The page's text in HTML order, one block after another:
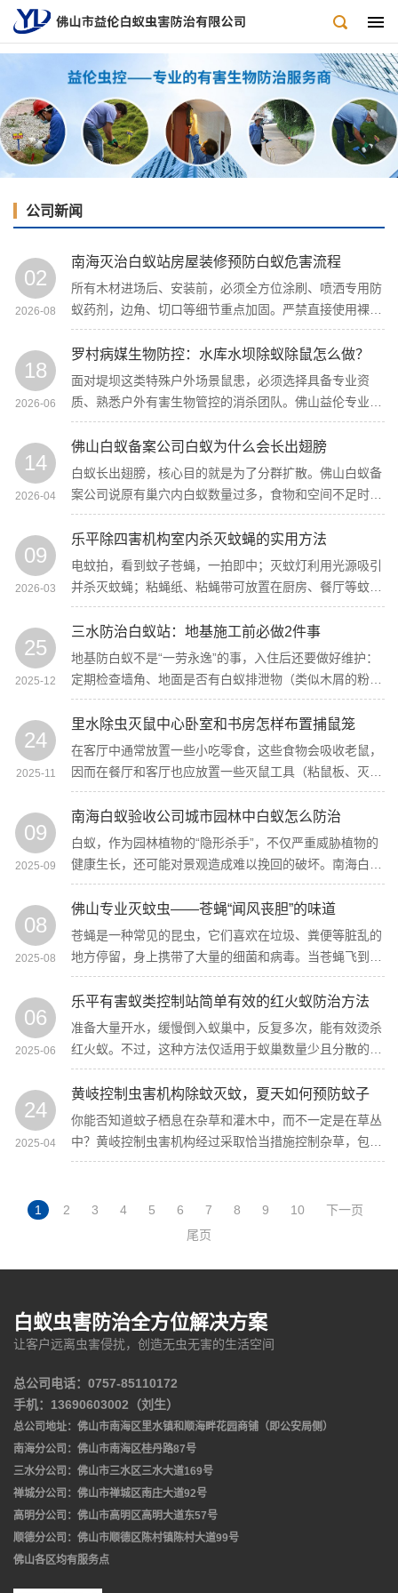
公司新闻
02
2026-08
南海灭治白蚁站房屋装修预防白蚁危害流程
所有木材进场后、安装前，必须全方位涂刷、喷洒专用防
蚁药剂，边角、切口等细节重点加固。严禁直接使用裸材
施工，从源头让白蚁无啃食机会，避免木材自带蚁卵隐
患。
18
2026-06
罗村病媒生物防控：水库水坝除蚁除鼠怎么做？
面对堤坝这类特殊户外场景鼠患，必须选择具备专业资
质、熟悉户外有害生物管控的消杀团队。佛山益伦专业灭
鼠公司深耕佛山消杀服务多年，针对堤坝开阔户外、水土
临近的特殊环境，定制安全合规灭鼠方案。
14
2026-04
佛山白蚁备案公司白蚁为什么会长出翅膀
白蚁长出翅膀，核心目的就是为了分群扩散。佛山白蚁备
案公司说原有巢穴内白蚁数量过多，食物和空间不足时，
繁殖蚁就会借助翅膀飞出老巢，开启“分家之旅”。
09
2026-03
乐平除四害机构室内杀灭蚊蝇的实用方法
电蚊拍，看到蚊子苍蝇，一拍即中；灭蚊灯利用光源吸引
并杀灭蚊蝇；粘蝇纸、粘蝇带可放置在厨房、餐厅等蚊蝇
常出没处，粘捕效果显著，苍蝇拍则能随时手动出击。
25
2025-12
三水防治白蚁站：地基施工前必做2件事
地基防白蚁不是“一劳永逸”的事，入住后还要做好维护：
定期检查墙角、地面是否有白蚁排泄物（类似木屑的粉
末）；保持地基周边排水通畅，避免积水滋生白蚁。
24
2025-11
里水除虫灭鼠中心卧室和书房怎样布置捕鼠笼
在客厅中通常放置一些小吃零食，这些食物会吸收老鼠，
因而在餐厅和客厅也应放置一些灭鼠工具（粘鼠板、灭鼠
夹等），特别是拐角，餐桌底部和放置零食的橱柜。
09
2025-09
南海白蚁验收公司城市园林中白蚁怎么防治
白蚁，作为园林植物的“隐形杀手”，不仅严重威胁植物的
健康生长，还可能对景观造成难以挽回的破坏。南海白蚁
验收公司下面为您介绍园林绿化中灭治白蚁的有效方法，
帮助您保护园林景观。
08
2025-08
佛山专业灭蚊虫——苍蝇“闻风丧胆”的味道
苍蝇是一种常见的昆虫，它们喜欢在垃圾、粪便等脏乱的
地方停留，身上携带了大量的细菌和病毒。当苍蝇飞到我
们的食物、餐具上时，就会将这些细菌和病毒传播给我
们，给我们的健康带来威胁。
06
2025-06
乐平有害蚁类控制站简单有效的红火蚁防治方法
准备大量开水，缓慢倒入蚁巢中，反复多次，能有效烫杀
红火蚁。不过，这种方法仅适用于蚁巢数量少且分散的情
况，大面积使用不仅耗费大量水资源，效果也欠佳。
24
2025-04
黄岐控制虫害机构除蚊灭蚊，夏天如何预防蚊子
你能否知道蚊子栖息在杂草和灌木中，而不一定是在草丛
中？黄岐控制虫害机构经过采取恰当措施控制杂草，包括
恰当施肥和维持灌木，你可能会发现这些小虫害较少。
1 2 3 4 5 6 7 8 9 10
下一页
尾页
白蚁虫害防治全方位解决方案
让客户远离虫害侵扰，创造无虫无害的生活空间
总公司电话：0757-85110172
手机：13690603002（刘生）
总公司地址：佛山市南海区里水镇和顺海畔花园商铺（即公安局侧）
南海分公司：佛山市南海区桂丹路87号
三水分公司：佛山市三水区三水大道169号
禅城分公司：佛山市禅城区南庄大道92号
高明分公司：佛山市高明区高明大道东57号
顺德分公司：佛山市顺德区陈村镇陈村大道99号
佛山各区均有服务点